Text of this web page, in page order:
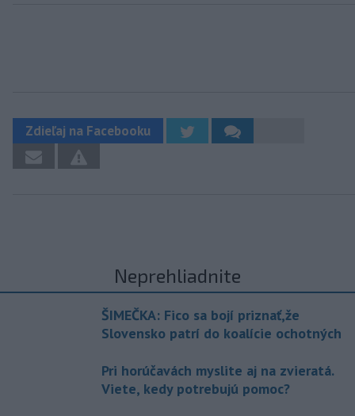
Zdieľaj na Facebooku
Neprehliadnite
ŠIMEČKA: Fico sa bojí priznať,že
Slovensko patrí do koalície ochotných
Pri horúčavách myslite aj na zvieratá.
Viete, kedy potrebujú pomoc?